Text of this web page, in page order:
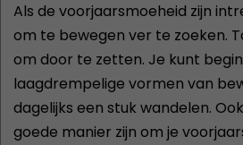
Als de voorjaarsmoeheid zijn
om te bewegen ver te zoeken.
om door te zetten. Je kunt
laagdrempelige vormen van
dagelijks een stuk wandelen.
goede manier zijn om je